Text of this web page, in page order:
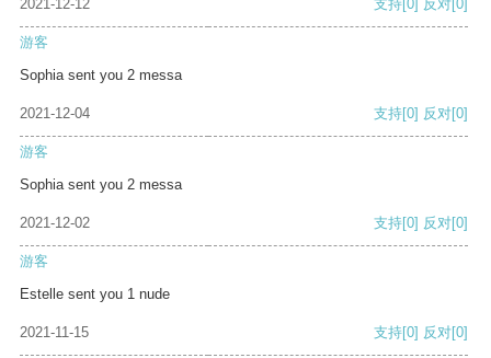
2021-12-12 支持[0] 反对[0]
游客
Sophia sent you 2 messa
2021-12-04 支持[0] 反对[0]
游客
Sophia sent you 2 messa
2021-12-02 支持[0] 反对[0]
游客
Estelle sent you 1 nude
2021-11-15 支持[0] 反对[0]